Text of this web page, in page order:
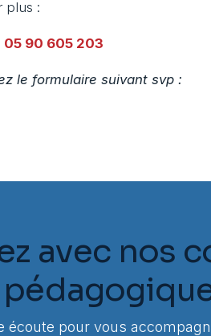
plus :
05 90 605 203
le formulaire suivant svp :
avec nos
écoute pour vous